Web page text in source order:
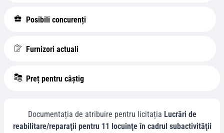
Posibili concurenți
Furnizori actuali
Preț pentru câștig
Documentația de atribuire pentru licitația Lucrări de
reabilitare/reparaţii pentru 11 locuinţe în cadrul subactivităţii